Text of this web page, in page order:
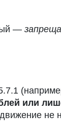
—
или
не